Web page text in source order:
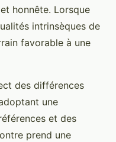
honnête. Lorsque
intrinsèques de
favorable à une
des différences
une
et des
prend une